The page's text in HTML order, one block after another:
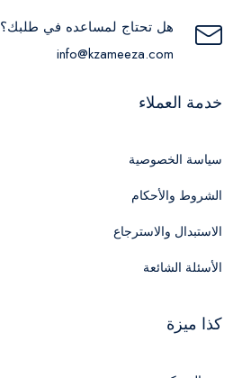
هل تحتاج لمساعده في طلبك؟
info@kzameeza.com
خدمة العملاء
سياسة الخصوصية
الشروط والأحكام
الاستبدال والاسترجاع
الأسئلة الشائعة
كذا ميزة